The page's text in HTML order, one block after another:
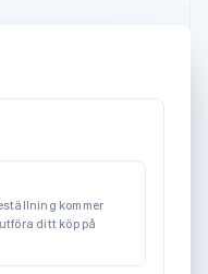
kommer
ditt köp på